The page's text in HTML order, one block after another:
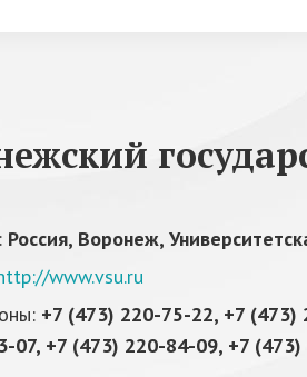
Россия, Воронеж,
www.vsu.ru
+7 (473) 220-75-22, +7
07, +7 (473) 220-84-09, +7